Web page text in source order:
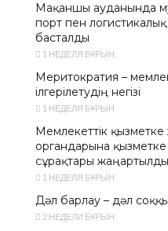
Мақаншы ауданында
порт пен
басталды
1 НЕДЕЛЯ БҰРЫН
Меритократия –
ілгерілетудің негізі
1 НЕДЕЛЯ БҰРЫН
Мемлекеттік
органдарына қызметке
сұрақтары жаңартылды
1 НЕДЕЛЯ БҰРЫН
Дәл барлау – дәл
2 НЕДЕЛИ БҰРЫН